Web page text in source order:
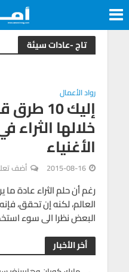
تاج -عادات سيئة
رواد الأعمال
إليك
خلالها الثراء
الأغنياء
2015-08-16 أضف
رغم أن حلم الثراء عادة ما
العالم، لكنه إن تحقق،
البعض نظرا الى سوء
أخر الأخبار